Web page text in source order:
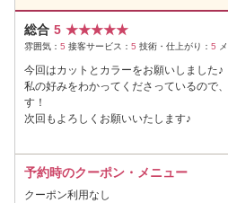
総合 5 ★★★★★
雰囲気： 5 接客サービス： 5 技術・仕上がり： 5
今回はカットとカラーをお願いしました♪
私の好みをわかってくださっているので
す！
次回もよろしくお願いいたします♪
予約時のクーポン・メニュー
クーポン利用なし